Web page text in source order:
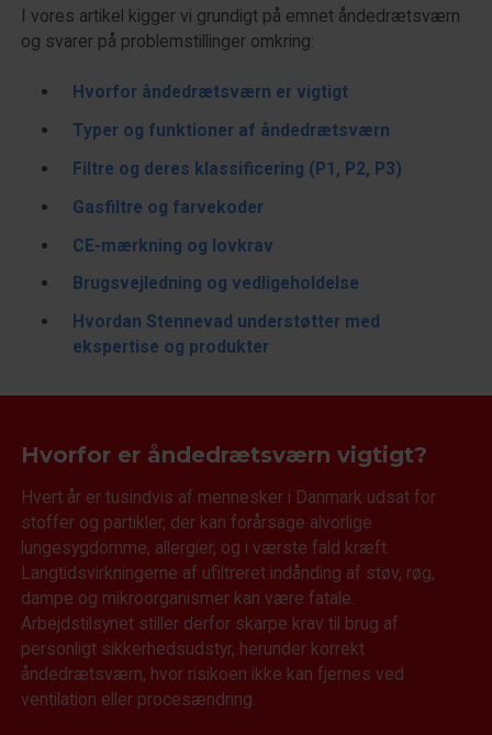
I vores artikel kigger vi grundigt på emnet åndedrætsværn
og svarer på problemstillinger omkring:
Hvorfor åndedrætsværn er vigtigt
Typer og funktioner af åndedrætsværn
Filtre og deres klassificering (P1, P2, P3)
Gasfiltre og farvekoder
CE-mærkning og lovkrav
Brugsvejledning og vedligeholdelse
Hvordan Stennevad understøtter med
ekspertise og produkter
Hvorfor er åndedrætsværn vigtigt?
Hvert år er tusindvis af mennesker i Danmark udsat for
stoffer og partikler, der kan forårsage alvorlige
lungesygdomme, allergier, og i værste fald kræft.
Langtidsvirkningerne af ufiltreret indånding af støv, røg,
dampe og mikroorganismer kan være fatale.
Arbejdstilsynet stiller derfor skarpe krav til brug af
personligt sikkerhedsudstyr, herunder korrekt
åndedrætsværn, hvor risikoen ikke kan fjernes ved
ventilation eller procesændring.